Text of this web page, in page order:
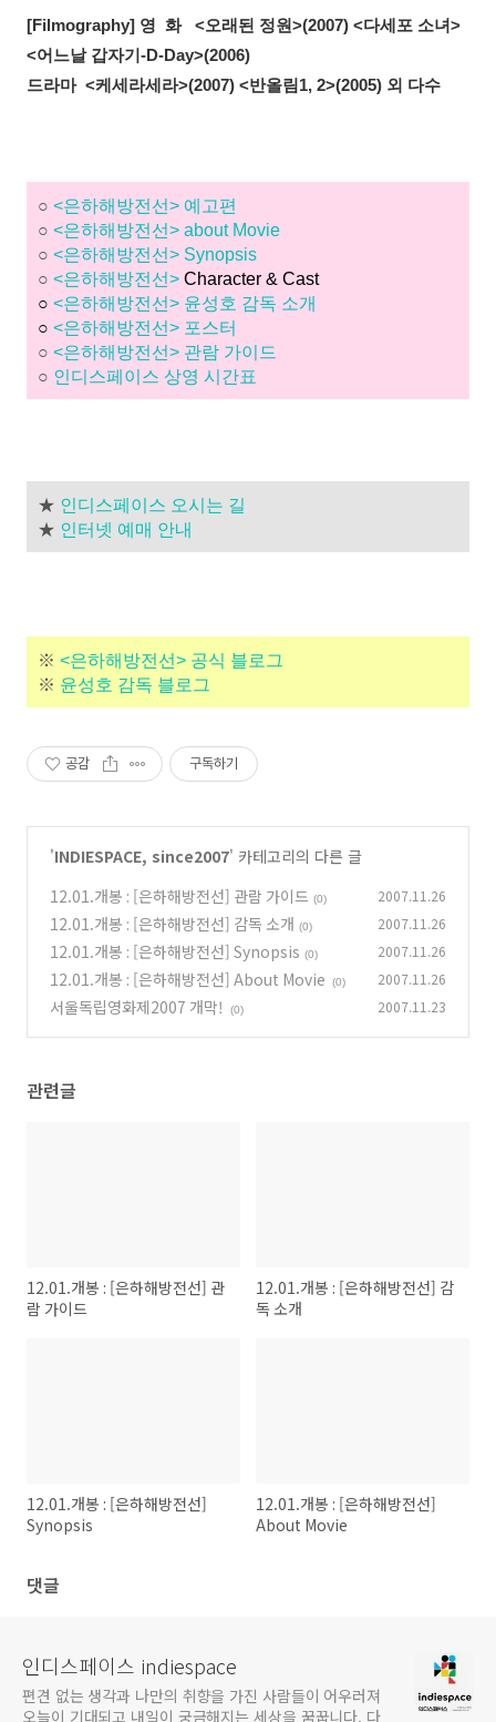
[Filmography] 영 화 <오래된 정원>(2007) <다세포 소녀>
<어느날 갑자기-D-Day>(2006)
드라마 <케세라세라>(2007) <반올림1, 2>(2005) 외 다수
○ <은하해방전선> 예고편
○ <은하해방전선> about Movie
○ <은하해방전선> Synopsis
○ <은하해방전선> Character & Cast
○ <은하해방전선> 윤성호 감독 소개
○ <은하해방전선> 포스터
○ <은하해방전선> 관람 가이드
○ 인디스페이스 상영 시간표
★ 인디스페이스 오시는 길
★ 인터넷 예매 안내
※ <은하해방전선> 공식 블로그
※ 윤성호 감독 블로그
공감 구독하기
'INDIESPACE, since2007' 카테고리의 다른 글
12.01.개봉 : [은하해방전선] 관람 가이드 (0) 2007.11.26
12.01.개봉 : [은하해방전선] 감독 소개 (0) 2007.11.26
12.01.개봉 : [은하해방전선] Synopsis (0) 2007.11.26
12.01.개봉 : [은하해방전선] About Movie (0) 2007.11.26
서울독립영화제2007 개막! (0) 2007.11.23
관련글
12.01.개봉 : [은하해방전선] 관
람 가이드
12.01.개봉 : [은하해방전선] 감
독 소개
12.01.개봉 : [은하해방전선]
Synopsis
12.01.개봉 : [은하해방전선]
About Movie
댓글
인디스페이스 indiespace
편견 없는 생각과 나만의 취향을 가진 사람들이 어우러져
오늘이 기대되고 내일이 궁금해지는 세상을 꿈꿉니다. 다